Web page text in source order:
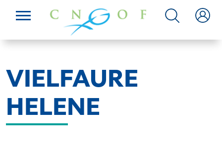
VIELFAURE
HELENE